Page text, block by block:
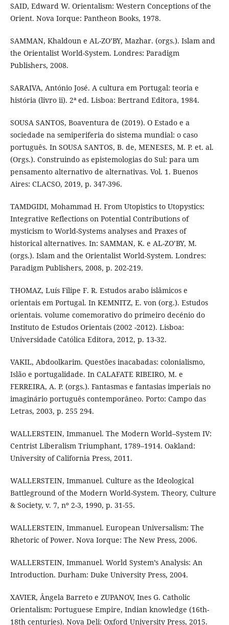
SAID, Edward W. Orientalism: Western Conceptions of the
Orient. Nova Iorque: Pantheon Books, 1978.
SAMMAN, Khaldoun e AL-ZO’BY, Mazhar. (orgs.). Islam and
the Orientalist World-System. Londres: Paradigm
Publishers, 2008.
SARAIVA, António José. A cultura em Portugal: teoria e
história (livro ii). 2ª ed. Lisboa: Bertrand Editora, 1984.
SOUSA SANTOS, Boaventura de (2019). O Estado e a
sociedade na semiperiferia do sistema mundial: o caso
português. In SOUSA SANTOS, B. de, MENESES, M. P. et. al.
(Orgs.). Construindo as epistemologias do Sul: para um
pensamento alternativo de alternativas. Vol. 1. Buenos
Aires: CLACSO, 2019, p. 347-396.
TAMDGIDI, Mohammad H. From Utopistics to Utopystics:
Integrative Reflections on Potential Contributions of
mysticism to World-Systems analyses and Praxes of
historical alternatives. In: SAMMAN, K. e AL-ZO’BY, M.
(orgs.). Islam and the Orientalist World-System. Londres:
Paradigm Publishers, 2008, p. 202-219.
THOMAZ, Luís Filipe F. R. Estudos arabo islâmicos e
orientais em Portugal. In KEMNITZ, E. von (org.). Estudos
orientais. volume comemorativo do primeiro decénio do
Instituto de Estudos Orientais (2002 -2012). Lisboa:
Universidade Católica Editora, 2012, p. 13-32.
VAKIL, Abdoolkarim. Questões inacabadas: colonialismo,
Islão e portugalidade. In CALAFATE RIBEIRO, M. e
FERREIRA, A. P. (orgs.). Fantasmas e fantasias imperiais no
imaginário português contemporâneo. Porto: Campo das
Letras, 2003, p. 255 294.
WALLERSTEIN, Immanuel. The Modern World–System IV:
Centrist Liberalism Triumphant, 1789–1914. Oakland:
University of California Press, 2011.
WALLERSTEIN, Immanuel. Culture as the Ideological
Battleground of the Modern World-System. Theory, Culture
& Society, v. 7, nº 2-3, 1990, p. 31-55.
WALLERSTEIN, Immanuel. European Universalism: The
Rhetoric of Power. Nova Iorque: The New Press, 2006.
WALLERSTEIN, Immanuel. World System’s Analysis: An
Introduction. Durham: Duke University Press, 2004.
XAVIER, Ângela Barreto e ZUPANOV, Ines G. Catholic
Orientalism: Portuguese Empire, Indian knowledge (16th-
18th centuries). Nova Deli: Oxford University Press, 2015.